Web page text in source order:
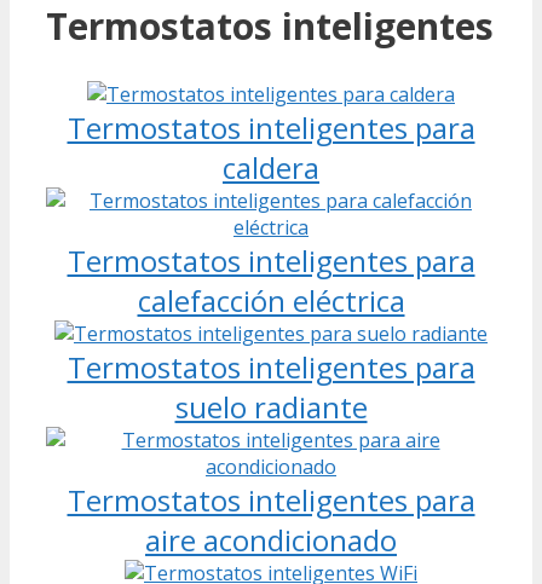
Termostatos inteligentes
Termostatos inteligentes para
caldera
Termostatos inteligentes para
calefacción eléctrica
Termostatos inteligentes para
suelo radiante
Termostatos inteligentes para
aire acondicionado